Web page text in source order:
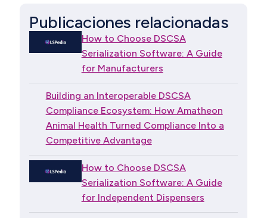
Publicaciones relacionadas
How to Choose DSCSA
Serialization Software: A Guide
for Manufacturers
Building an Interoperable DSCSA
Compliance Ecosystem: How Amatheon
Animal Health Turned Compliance Into a
Competitive Advantage
How to Choose DSCSA
Serialization Software: A Guide
for Independent Dispensers